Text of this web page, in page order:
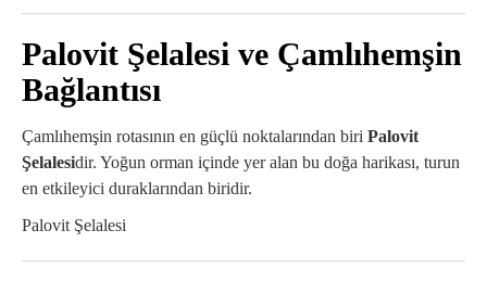
Palovit Şelalesi ve Çamlıhemşin
Bağlantısı
Çamlıhemşin rotasının en güçlü noktalarından biri Palovit
Şelalesidir. Yoğun orman içinde yer alan bu doğa harikası, turun
en etkileyici duraklarından biridir.
Palovit Şelalesi